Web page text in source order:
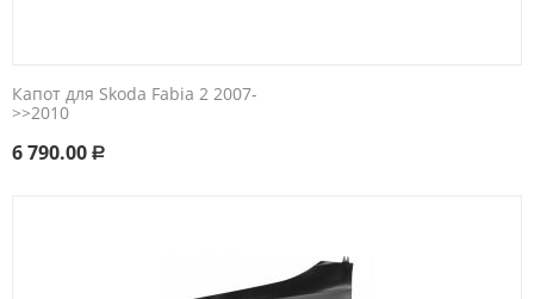
Капот для Skoda Fabia 2 2007-
>>2010
6 790.00 Р